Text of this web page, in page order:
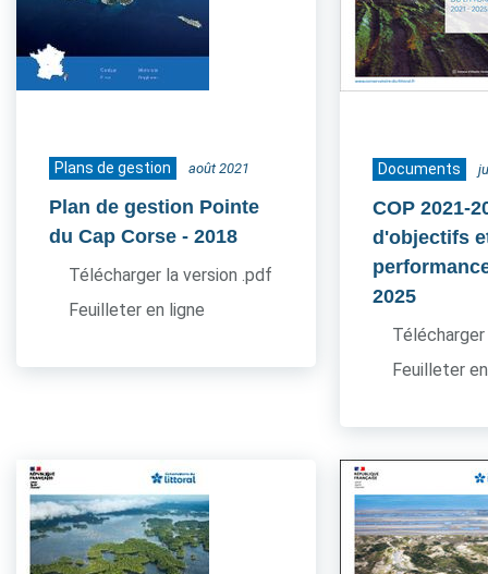
Plans de gestion août 2021
Plan de gestion Pointe
du Cap Corse - 2018
Télécharger la version .pdf
Feuilleter en ligne
Documents
COP 2021-
d'objectifs
2025
Feuilleter